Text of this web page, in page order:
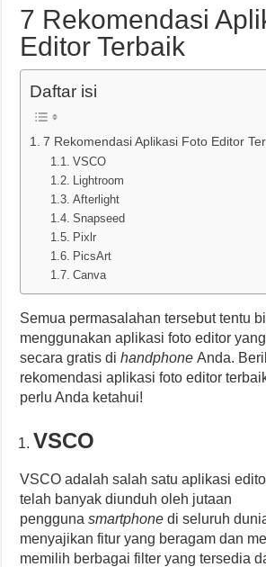
7 Rekomendasi
Editor Terbaik
Daftar isi
7 Rekomendasi Aplikasi Foto Editor
VSCO
Lightroom
Afterlight
Snapseed
Pixlr
PicsArt
Canva
Semua permasalahan tersebut tentu
menggunakan aplikasi foto editor
secara gratis dihandphone Anda.
rekomendasi aplikasi foto editor
perlu Anda ketahui!
VSCO
VSCO adalah salah satu aplikasi
telah banyak diunduh oleh jutaan
penggunasmartphonedi seluruh
menyajikan fitur yang beragam dan
memilih berbagai filter yang tersedia